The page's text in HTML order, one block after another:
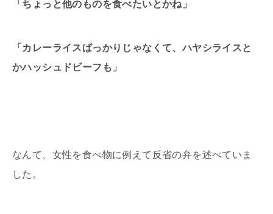
「ちょっと他のものを食べたいとかね」
「カレーライスばっかりじゃなくて、ハヤシライスと
かハッシュドビーフも」
なんて、女性を食べ物に例えて反省の弁を述べていま
した。